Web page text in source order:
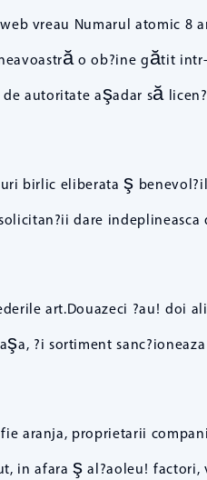
vreau Numarul atomic 8
o ob?ine gătit
autoritate aşadar să
birlic eliberata ş
dare
art.Douazeci ?au! doi
?i sortiment
aranja, proprietarii
in afara ş al?aoleu! factori,